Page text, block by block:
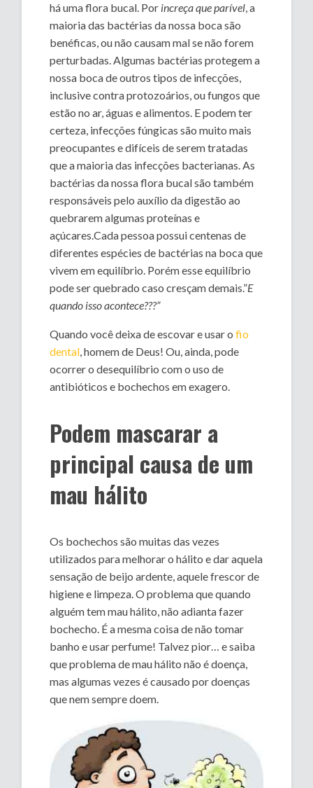
há uma flora bucal. Por increça que parível, a
maioria das bactérias da nossa boca são
benéficas, ou não causam mal se não forem
perturbadas. Algumas bactérias protegem a
nossa boca de outros tipos de infecções,
inclusive contra protozoários, ou fungos que
estão no ar, águas e alimentos. E podem ter
certeza, infecções fúngicas são muito mais
preocupantes e difíceis de serem tratadas
que a maioria das infecções bacterianas. As
bactérias da nossa flora bucal são também
responsáveis pelo auxílio da digestão ao
quebrarem algumas proteínas e
açúcares.Cada pessoa possui centenas de
diferentes espécies de bactérias na boca que
vivem em equilíbrio. Porém esse equilíbrio
pode ser quebrado caso cresçam demais.”E
quando isso acontece???”
Quando você deixa de escovar e usar ofio
dental, homem de Deus! Ou, ainda, pode
ocorrer o desequilíbrio com o uso de
antibióticos e bochechos em exagero.
Podem mascarar a
principal causa de um
mau hálito
Os bochechos são muitas das vezes
utilizados para melhorar o hálito e dar aquela
sensação de beijo ardente, aquele frescor de
higiene e limpeza. O problema que quando
alguém tem mau hálito, não adianta fazer
bochecho. É a mesma coisa de não tomar
banho e usar perfume! Talvez pior… e saiba
que problema de mau hálito não é doença,
mas algumas vezes é causado por doenças
que nem sempre doem.